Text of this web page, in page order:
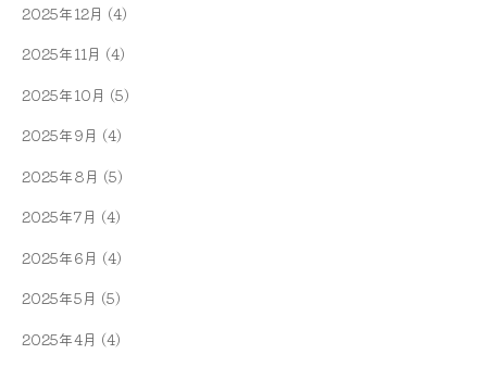
2025年12月 (4)
2025年11月 (4)
2025年10月 (5)
2025年9月 (4)
2025年8月 (5)
2025年7月 (4)
2025年6月 (4)
2025年5月 (5)
2025年4月 (4)